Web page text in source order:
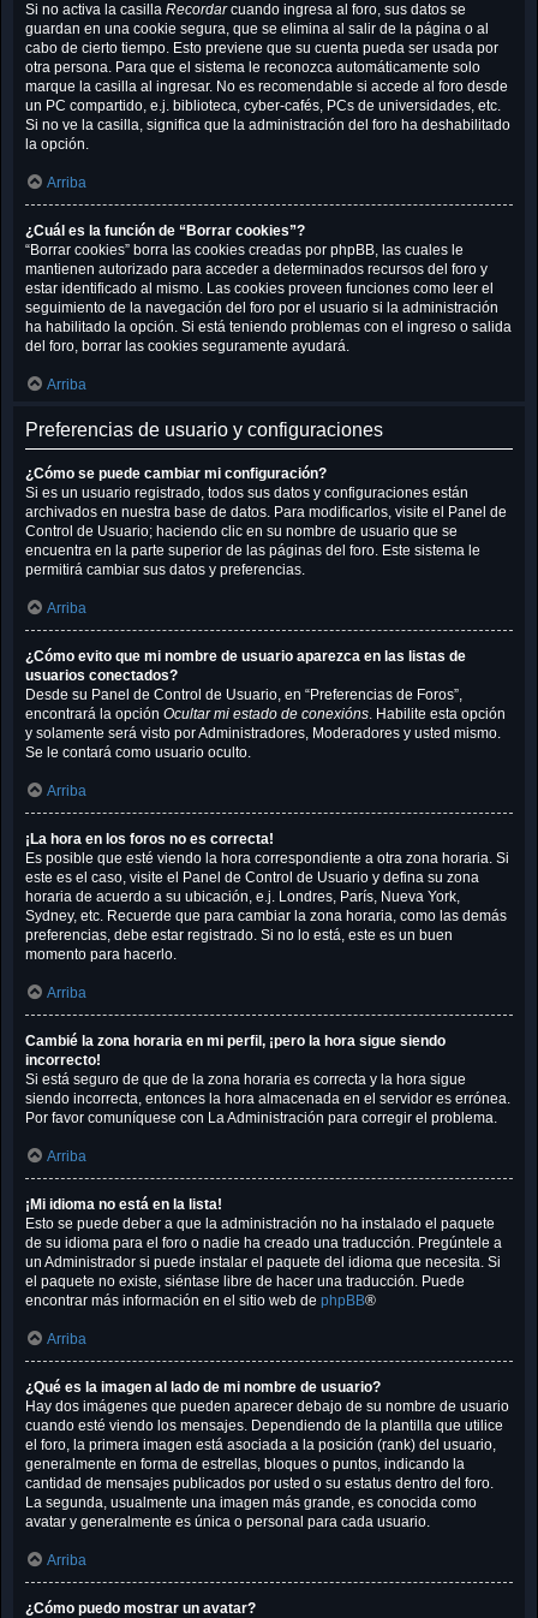
Si no activa la casilla Recordarcuando ingresa al foro, sus datos se
guardan en una cookie segura, que se elimina al salir de la página o al
cabo de cierto tiempo. Esto previene que su cuenta pueda ser usada por
otra persona. Para que el sistema le reconozca automáticamente solo
marque la casilla al ingresar. No es recomendable si accede al foro desde
un PC compartido, e.j. biblioteca, cyber-cafés, PCs de universidades, etc.
Si no ve la casilla, significa que la administración del foro ha deshabilitado
la opción.
Arriba
¿Cuál es la función de “Borrar cookies”?
“Borrar cookies” borra las cookies creadas por phpBB, las cuales le
mantienen autorizado para acceder a determinados recursos del foro y
estar identificado al mismo. Las cookies proveen funciones como leer el
seguimiento de la navegación del foro por el usuario si la administración
ha habilitado la opción. Si está teniendo problemas con el ingreso o salida
del foro, borrar las cookies seguramente ayudará.
Arriba
Preferencias de usuario y configuraciones
¿Cómo se puede cambiar mi configuración?
Si es un usuario registrado, todos sus datos y configuraciones están
archivados en nuestra base de datos. Para modificarlos, visite el Panel de
Control de Usuario; haciendo clic en su nombre de usuario que se
encuentra en la parte superior de las páginas del foro. Este sistema le
permitirá cambiar sus datos y preferencias.
Arriba
¿Cómo evito que mi nombre de usuario aparezca en las listas de
usuarios conectados?
Desde su Panel de Control de Usuario, en “Preferencias de Foros”,
encontrará la opción Ocultar mi estado de conexións. Habilite esta opción
y solamente será visto por Administradores, Moderadores y usted mismo.
Se le contará como usuario oculto.
Arriba
¡La hora en los foros no es correcta!
Es posible que esté viendo la hora correspondiente a otra zona horaria. Si
este es el caso, visite el Panel de Control de Usuario y defina su zona
horaria de acuerdo a su ubicación, e.j. Londres, París, Nueva York,
Sydney, etc. Recuerde que para cambiar la zona horaria, como las demás
preferencias, debe estar registrado. Si no lo está, este es un buen
momento para hacerlo.
Arriba
Cambié la zona horaria en mi perfil, ¡pero la hora sigue siendo
incorrecto!
Si está seguro de que de la zona horaria es correcta y la hora sigue
siendo incorrecta, entonces la hora almacenada en el servidor es errónea.
Por favor comuníquese con La Administración para corregir el problema.
Arriba
¡Mi idioma no está en la lista!
Esto se puede deber a que la administración no ha instalado el paquete
de su idioma para el foro o nadie ha creado una traducción. Pregúntele a
un Administrador si puede instalar el paquete del idioma que necesita. Si
el paquete no existe, siéntase libre de hacer una traducción. Puede
encontrar más información en el sitio web de phpBB®
Arriba
¿Qué es la imagen al lado de mi nombre de usuario?
Hay dos imágenes que pueden aparecer debajo de su nombre de usuario
cuando esté viendo los mensajes. Dependiendo de la plantilla que utilice
el foro, la primera imagen está asociada a la posición (rank) del usuario,
generalmente en forma de estrellas, bloques o puntos, indicando la
cantidad de mensajes publicados por usted o su estatus dentro del foro.
La segunda, usualmente una imagen más grande, es conocida como
avatar y generalmente es única o personal para cada usuario.
Arriba
¿Cómo puedo mostrar un avatar?